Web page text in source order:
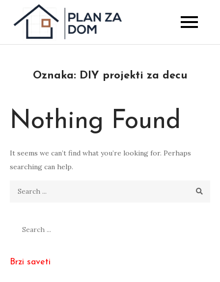
Plan za Dom
Saveti za kuću, dvorište
Oznaka: DIY projekti za decu
Nothing Found
It seems we can’t find what you’re looking for. Perhaps
searching can help.
Search
Brzi saveti